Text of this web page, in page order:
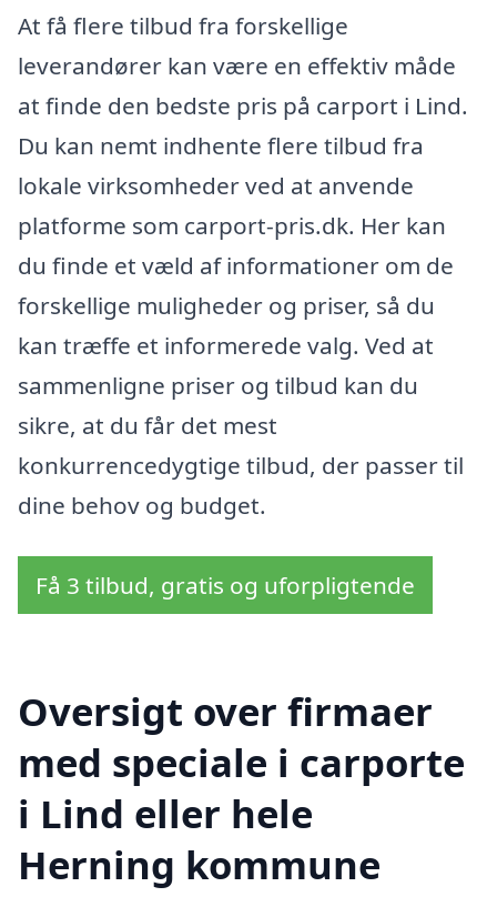
At få flere tilbud fra forskellige
leverandører kan være en effektiv måde
at finde den bedste pris på carport i Lind.
Du kan nemt indhente flere tilbud fra
lokale virksomheder ved at anvende
platforme som carport-pris.dk. Her kan
du finde et væld af informationer om de
forskellige muligheder og priser, så du
kan træffe et informerede valg. Ved at
sammenligne priser og tilbud kan du
sikre, at du får det mest
konkurrencedygtige tilbud, der passer til
dine behov og budget.
Få 3 tilbud, gratis og uforpligtende
Oversigt over firmaer
med speciale i carporte
i Lind eller hele
Herning kommune